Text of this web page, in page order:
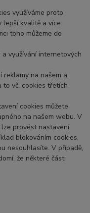
využíváme proto,
lepší kvalitě a více
toho můžeme do
využívání internetových
reklamy na našem a
to vč. cookies třetích
cookies můžete
na našem webu. V
provést nastavení
blokováním cookies,
nesouhlasíte. V případě,
že některé části